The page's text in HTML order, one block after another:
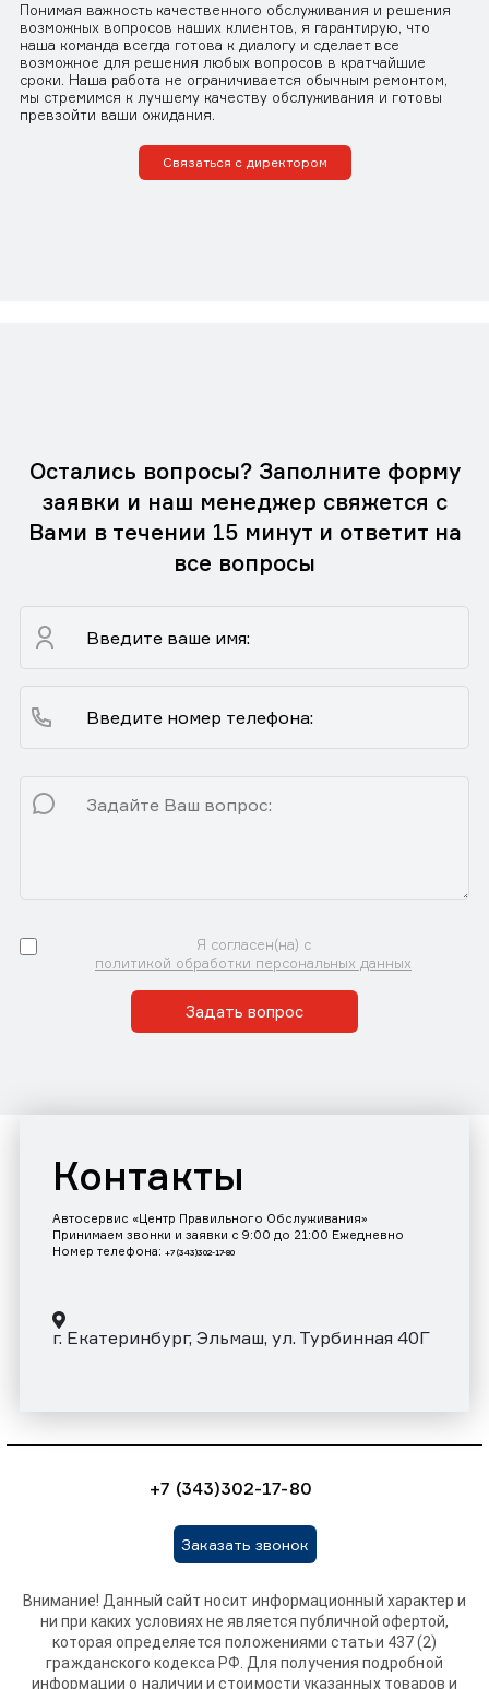
Понимая важность качественного обслуживания и решения
возможных вопросов наших клиентов, я гарантирую, что
наша команда всегда готова к диалогу и сделает все
возможное для решения любых вопросов в кратчайшие
сроки. Наша работа не ограничивается обычным ремонтом,
мы стремимся к лучшему качеству обслуживания и готовы
превзойти ваши ожидания.
Связаться с директором
Остались вопросы? Заполните форму
заявки и наш менеджер свяжется с
Вами в течении 15 минут и ответит на
все вопросы
Я согласен(на) с
политикой обработки персональных данных
Задать вопрос
Контакты
Автосервис «Центр Правильного Обслуживания»
Принимаем звонки и заявки с 9:00 до 21:00 Ежедневно
Номер телефона: +7 (343)302-17-80
г. Екатеринбург, Эльмаш, ул. Турбинная 40Г
+7 (343)302-17-80
Заказать звонок
Внимание! Данный сайт носит информационный характер и
ни при каких условиях не является публичной офертой,
которая определяется положениями статьи 437 (2)
гражданского кодекса РФ. Для получения подробной
информации о наличии и стоимости указанных товаров и